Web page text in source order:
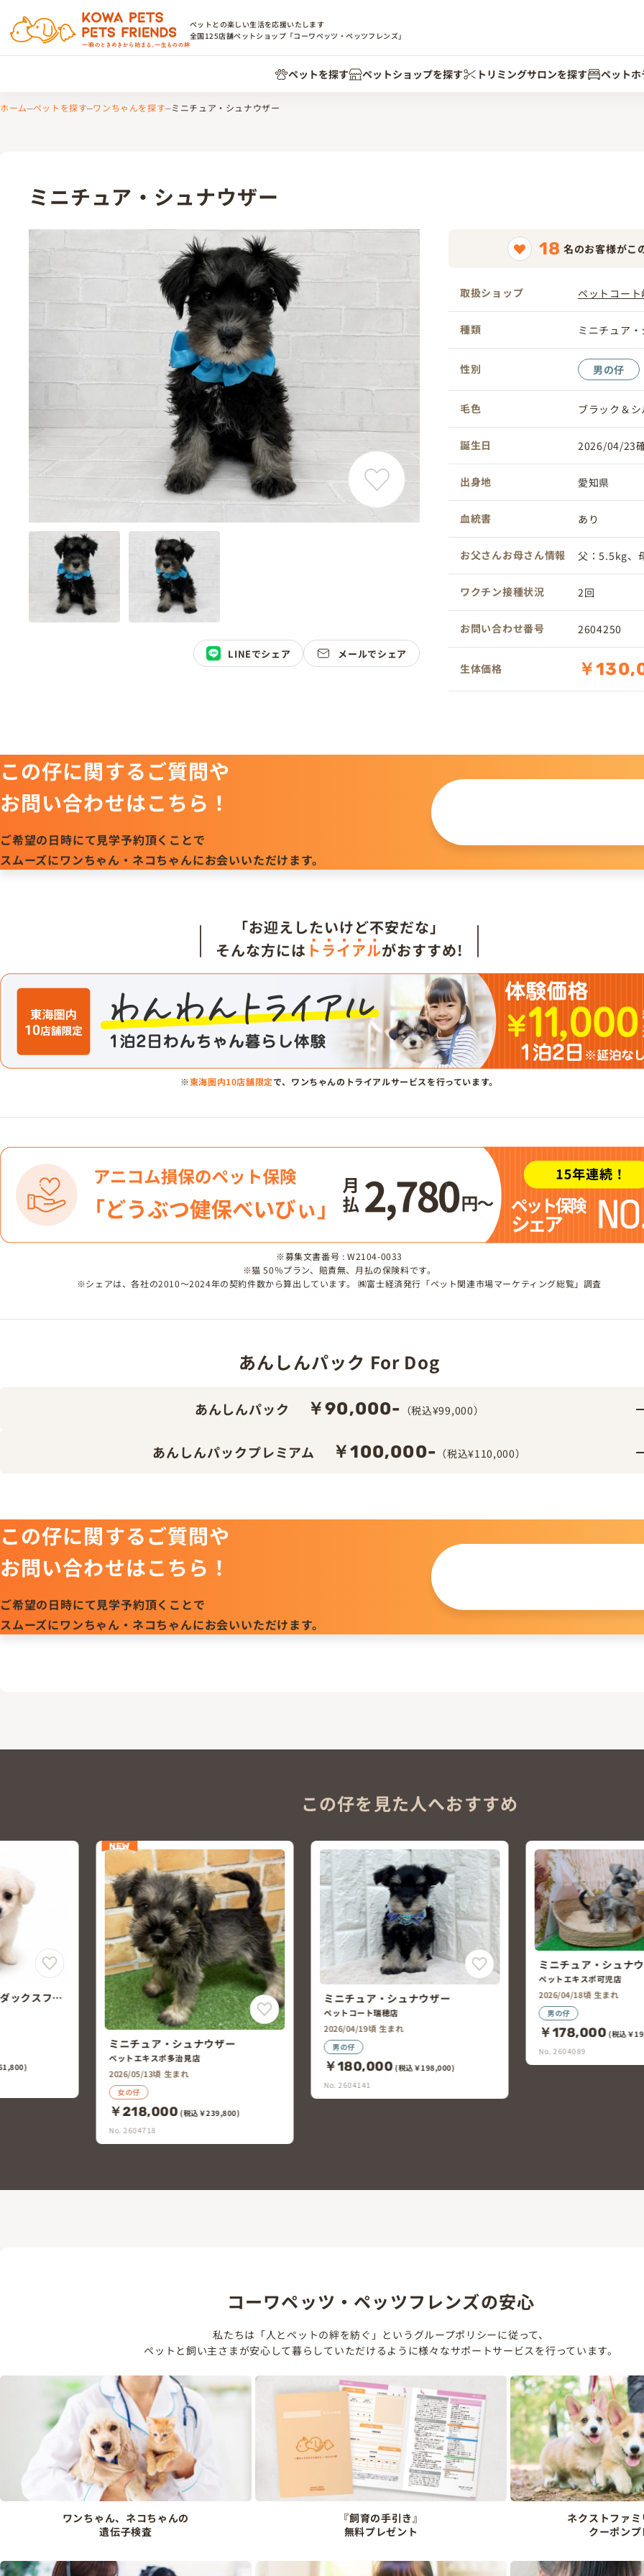
ペットとの楽しい生活を応援いたします
全国125店舗ペットショップ「コーワペッツ・ペッツフレンズ」
ペットを探す ペットショップを探す トリミングサロンを探す ペット
ホーム ペットを探す ワンちゃんを探す ミニチュア・シュナウザー
ミニチュア・シュナウザー
18 名のお客様がこ
取扱ショップ ペットコー
種類 ミニチュア
性別 男の仔
毛色 ブラック＆
誕生日 2026/04/23
出身地 愛知県
血統書 あり
お父さんお母さん情報 父：5.5kg、
ワクチン接種状況 2回
お問い合わせ番号 2604250
生体価格 ￥
LINEでシェア メールでシェア
この仔に関するご質問や
お問い合わせはこちら！
ご希望の日時にて見学予約頂くことで
スムーズにワンちゃん・ネコちゃんにお会いいただけます。
「お迎えしたいけど不安だな」
そんな方には トライアルがおすすめ!
※東海圏内10店舗限定で、ワンちゃんのトライアルサービスを行っています。
※募集文書番号 : W2104-0033
※猫 50％プラン、賠責無、月払の保険料です。
※シェアは、各社の2010～2024年の契約件数から算出しています。 ㈱富士経済発行「ペット関連市場マーケティング総覧」調査
あんしんパック For Dog
あんしんパック ￥90,000- （税込¥99,000）
あんしんパックプレミアム ￥100,000- （税込¥110,000）
この仔に関するご質問や
お問い合わせはこちら！
ご希望の日時にて見学予約頂くことで
スムーズにワンちゃん・ネコちゃんにお会いいただけます。
この仔を見た人へおすすめ
ミニチュア・シュナウザー
ペットコート瑞穂店
2026/04/19頃 生まれ
男の仔
￥180,000
No. 2604141
ミニチュア・シュナウザー
ペットエキスポ可児店
2026/04/18頃 生まれ
男の仔
￥178,000 (税込￥195,800)
No. 2604089
マルチーズ×トイ・
ペットエキスポ多治見店
￥228,000 (税込
コーワペッツ・ペッツフレンズの安心
私たちは「人とペットの絆を紡ぐ」というグループポリシーに従って、
ペットと飼い主さまが安心して暮らしていただけるように様々なサポートサービスを行っています。
ワンちゃん、ネコちゃんの
遺伝子検査
『飼育の手引き』
無料プレゼント
ネクストファ
クーポン